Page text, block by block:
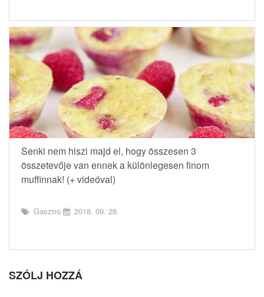
Senki nem hiszi majd el, hogy összesen 3
összetevője van ennek a különlegesen finom
muffinnak! (+ videóval)
Gasztro 2018. 09. 28.
SZÓLJ HOZZÁ